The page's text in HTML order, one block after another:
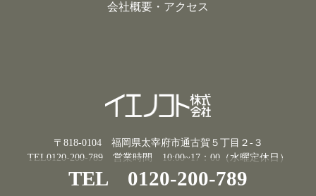
会社概要・アクセス
〒818-0104 福岡県太宰府市通古賀５丁目２-３
TEL0120-200-789営業時間 10:00~17：00（水曜定休日）
TEL 0120-200-789